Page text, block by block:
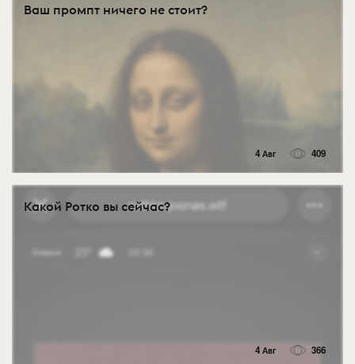
Ваш промпт ничего не стоит?
4 Авг 409
Какой Ротко вы сейчас?
4 Авг 366